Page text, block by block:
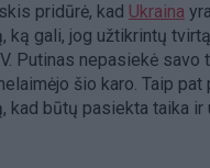
pridūrė, kad Ukraina
ką gali, jog užtikrintų
Putinas nepasiekė savo
šio karo. Taip pat
kad būtų pasiekta taika ir